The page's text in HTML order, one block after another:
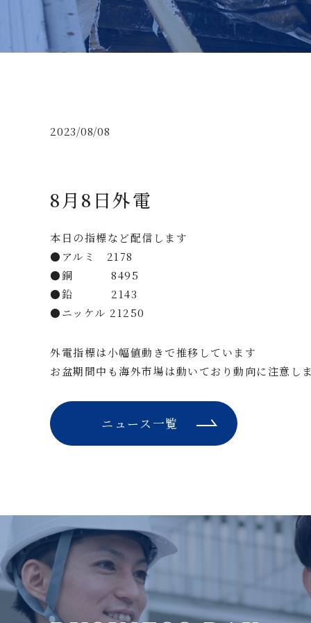
2023/08/08
8月8日外電
本日の指標など配信します
●アルミ 2178
●銅 8495
●鉛 2143
●ニッケル 21250
外電指標は小幅値動きで推移しています
お盆期間中も海外市場は動いており動向に注意し
ニュース一覧